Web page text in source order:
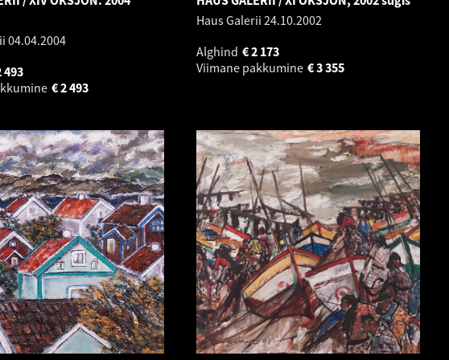
04.04.2004
493
2 493
€
Haus Galerii 24.10.2002
Alghind
2 173
€
Viimane pakkumine
3 355
€